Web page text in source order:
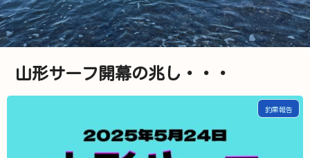
山形サーフ開幕の兆し・・・
釣果報告